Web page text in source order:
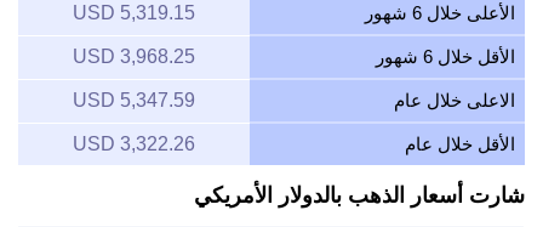
الأعلى خلال 6 شهور 5,319.15 USD
الأقل خلال 6 شهور 3,968.25 USD
الاعلى خلال عام 5,347.59 USD
الأقل خلال عام 3,322.26 USD
شارت أسعار الذهب بالدولار الأمريكي